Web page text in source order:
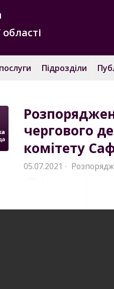
Підрозділи
чергового
комітету
05.07.2021 ·